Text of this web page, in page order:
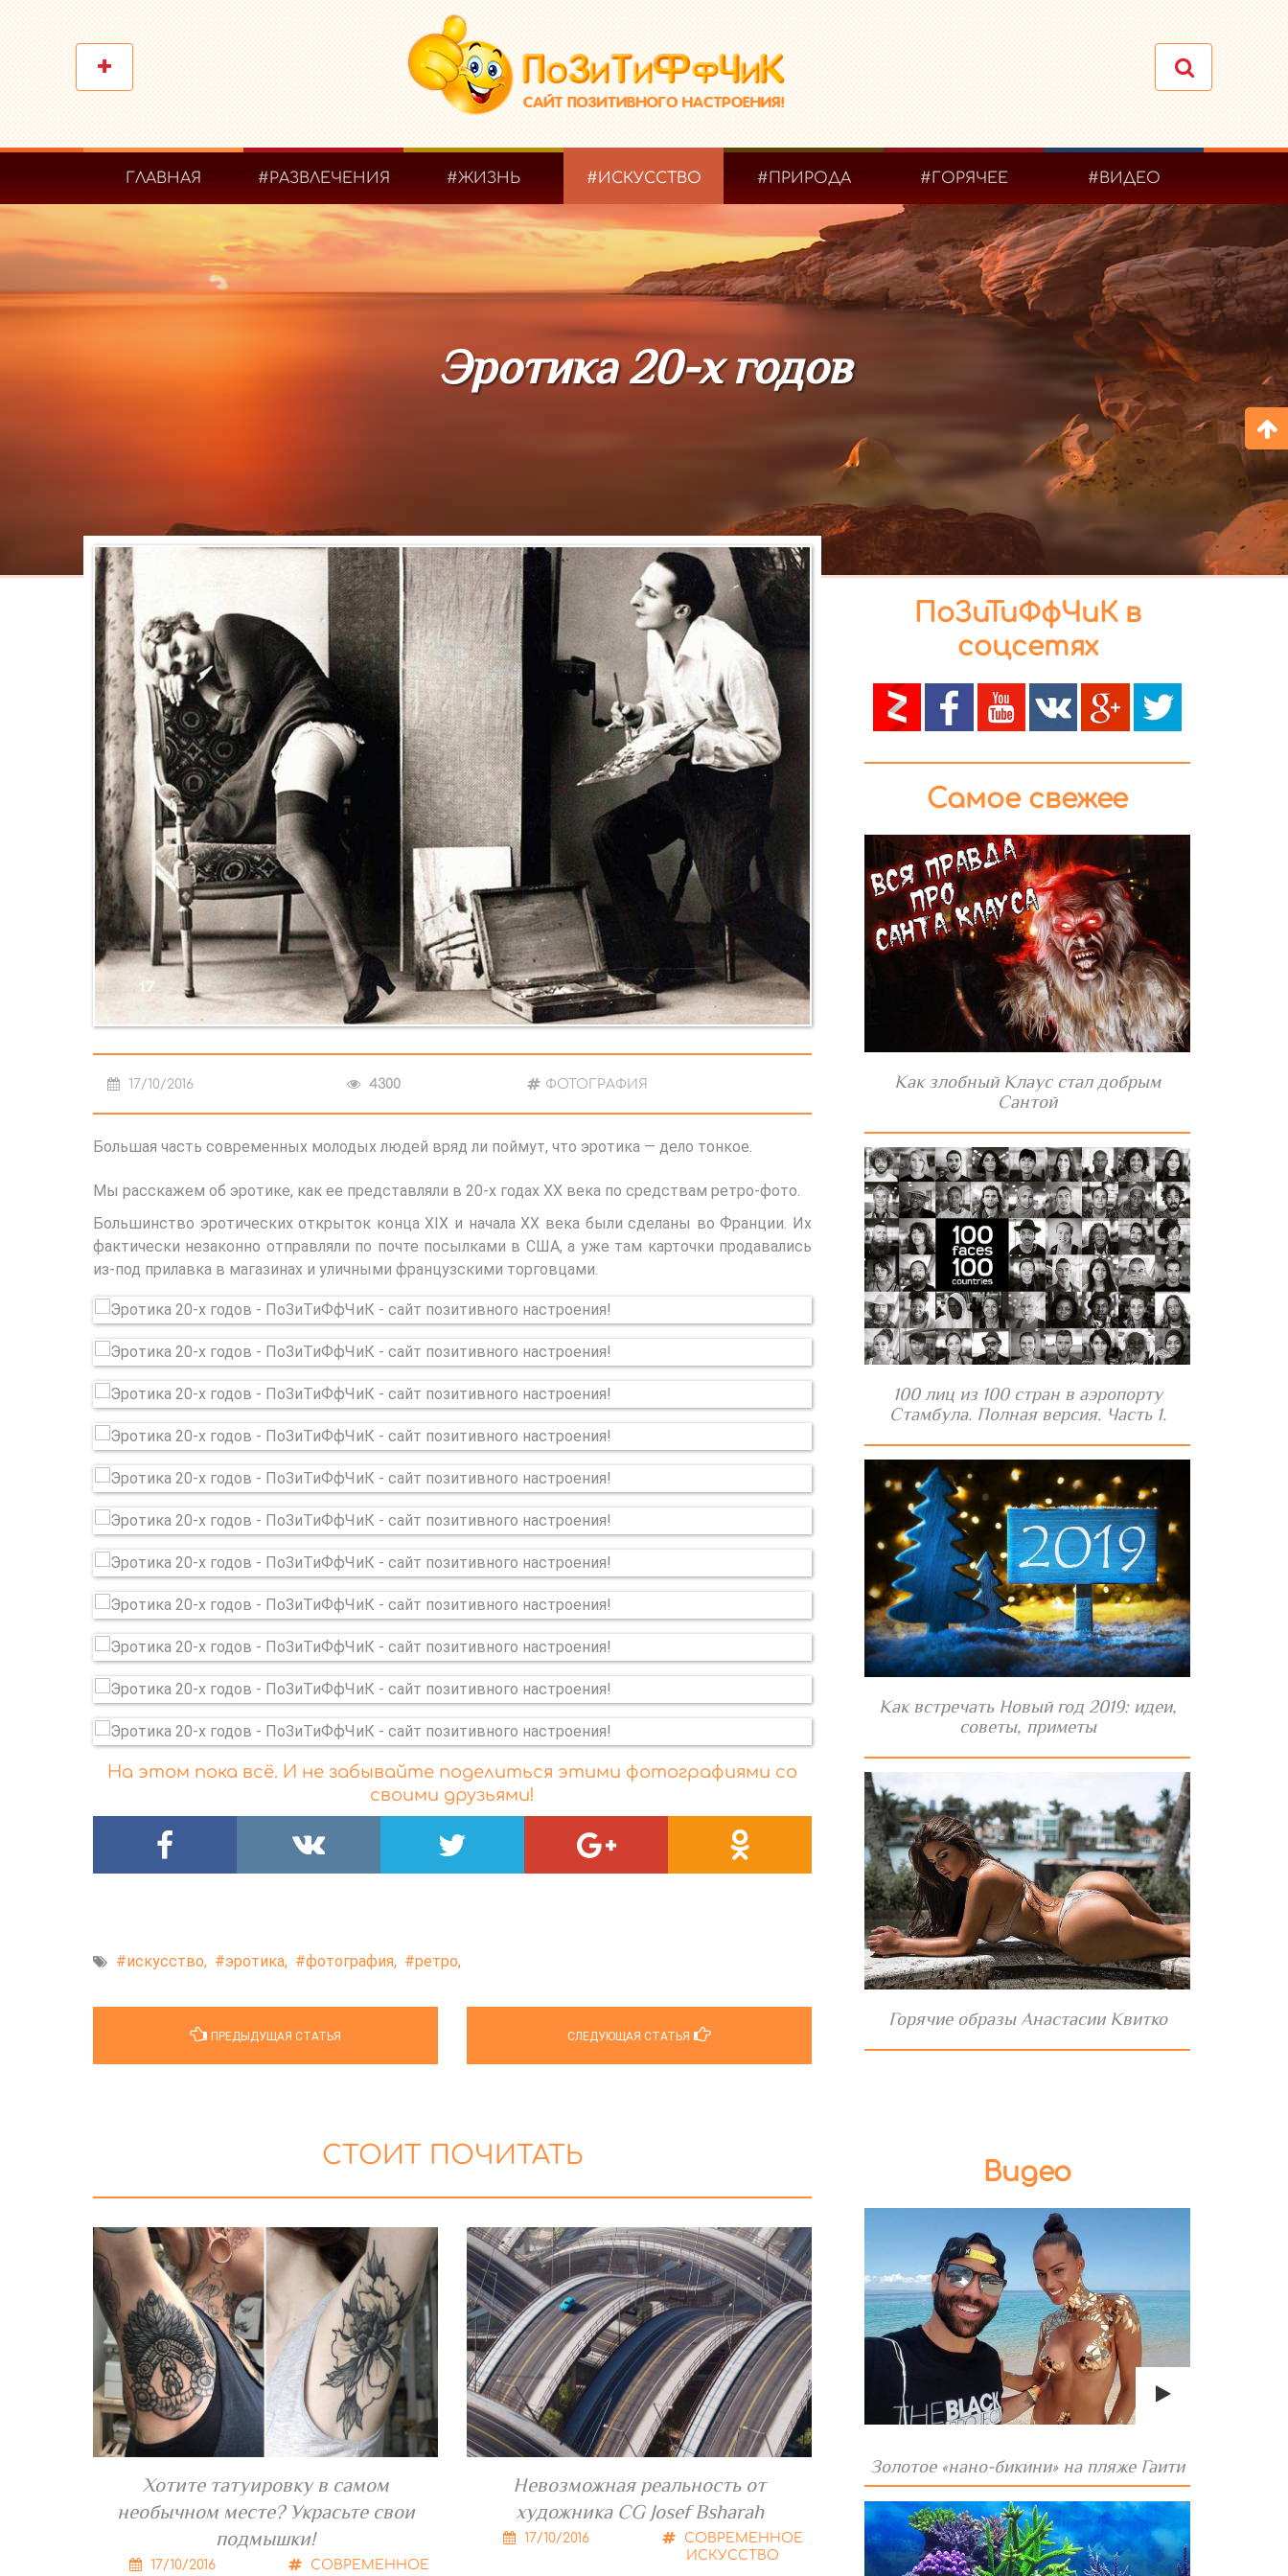
ГЛАВНАЯ #РАЗВЛЕЧЕНИЯ #ЖИЗНЬ #ИСКУССТВО #ПРИРОДА #ГОРЯЧЕЕ #ВИДЕО
Эротика 20-х годов
17/10/2016 4300 ФОТОГРАФИЯ
Большая часть современных молодых людей вряд ли поймут, что эротика — дело тонкое.
Мы расскажем об эротике, как ее представляли в 20-х годах ХХ века по средствам ретро-фото.
Большинство эротических открыток конца XIX и начала ХХ века были сделаны во Франции. Их
фактически незаконно отправляли по почте посылками в США, а уже там карточки продавались
из-под прилавка в магазинах и уличными французскими торговцами.
На этом пока всё. И не забывайте поделиться этими фотографиями со
своими друзьями!
искусство, эротика, фотография, ретро,
ПРЕДЫДУЩАЯ СТАТЬЯ СЛЕДУЮЩАЯ СТАТЬЯ
СТОИТ ПОЧИТАТЬ
Хотите татуировку в самом
необычном месте? Украсьте свои
подмышки!
17/10/2016
СОВРЕМЕННОЕ
Невозможная реальность от
художника CG Josef Bsharah
17/10/2016
СОВРЕМЕННОЕ
ИСКУССТВО
ПоЗиТиФфЧиК в
соцсетях
Самое свежее
Как злобный Клаус стал добрым
Сантой
100 лиц из 100 стран в аэропорту
Стамбула. Полная версия. Часть 1.
Как встречать Новый год 2019: идеи,
советы, приметы
Горячие образы Анастасии Квитко
Видео
Золотое «нано-бикини» на пляже Гаити